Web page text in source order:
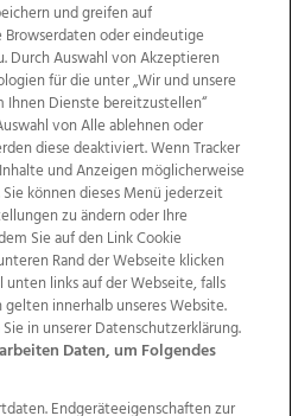
Kontakt
Jobs
AGB Anzeigekunden
Politische Werbung
und greifen auf
oder eindeutige
Durch Auswahl von Akzeptieren
für die unter „Wir und unsere
Ihnen Dienste bereitzustellen“
von Alle ablehnen oder
diese deaktiviert. Wenn Tracker
und Anzeigen möglicherweise
können dieses Menü jederzeit
zu ändern oder Ihre
Sie auf den Link Cookie
Rand der Webseite klicken
links auf der Webseite, falls
innerhalb unseres Website.
in unserer Datenschutzerklärung.
Daten, um Folgendes
Endgeräteeigenschaften zur